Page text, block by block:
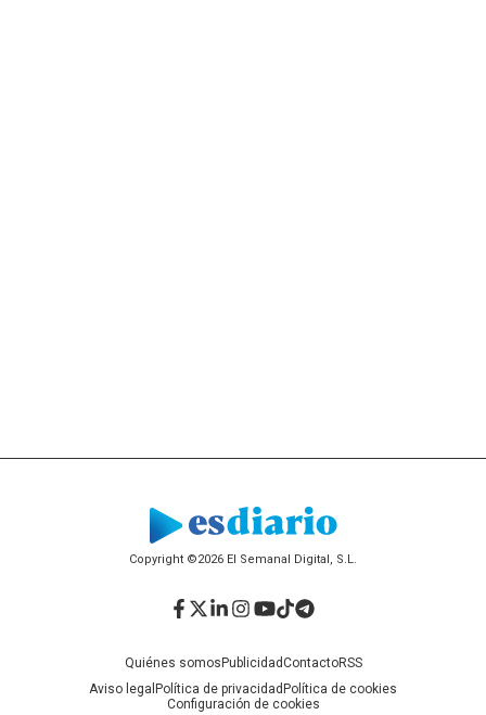
Copyright ©2026 El Semanal Digital, S.L.
Quiénes somosPublicidadContactoRSS
Aviso legal Política de privacidadPolítica de cookies
Configuración de cookies
Facebook
Twitter
LinkedIn
Instagram
YouTube
TikTok
Telegram